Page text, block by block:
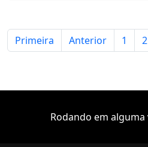
Primeira Anterior 1 2
Rodando em alguma